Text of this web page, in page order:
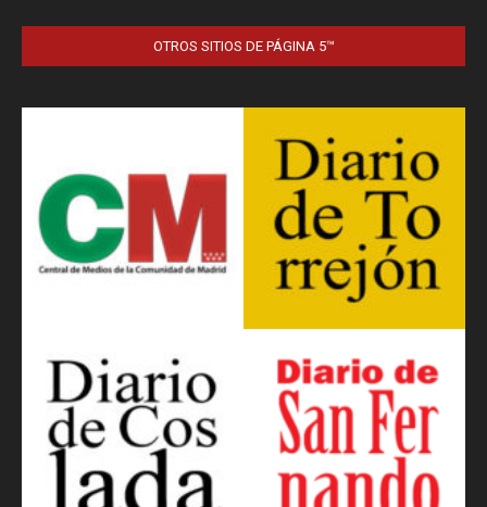
OTROS SITIOS DE PÁGINA 5™